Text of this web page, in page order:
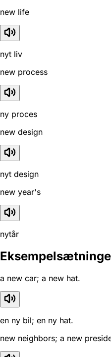
new life
nyt liv
new process
ny proces
new design
nyt design
new year's
nytår
a new car; a new hat.
en ny bil; en ny hat.
new neighbors; a new